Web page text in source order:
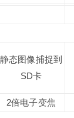
静态图像捕捉到
SD卡
2倍电子变焦